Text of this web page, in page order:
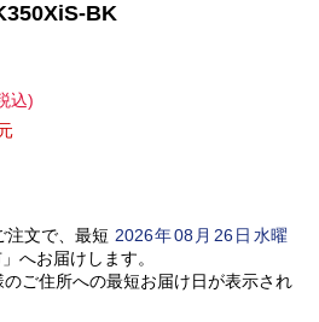
BK
込)
注文で、最短 2026年08 月 26日水曜
」 へお届けします。
ご住所への最短お届け日が表示され